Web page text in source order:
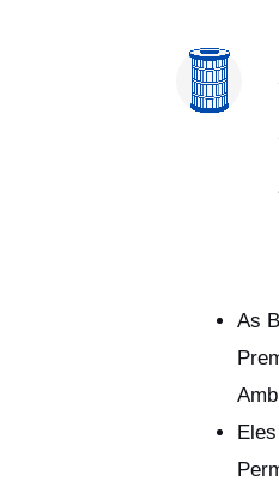
As